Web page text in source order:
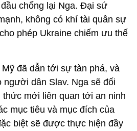
chống lại Nga. Đại sứ
không có khí tài quân sự
phép Ukraine chiếm ưu thế
Mỹ đã dẫn tới sự tàn phá, và
dân Slav. Nga sẽ đối
mới liên quan tới an ninh
mục tiêu và mục đích của
biệt sẽ được thực hiện đầy